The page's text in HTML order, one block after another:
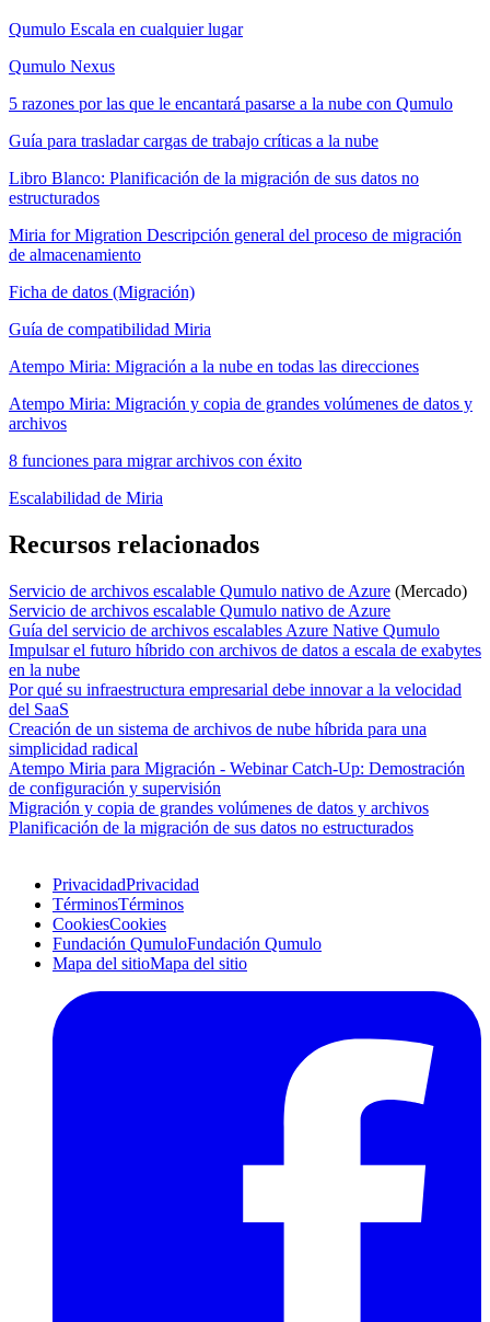
Qumulo Escala en cualquier lugar
Qumulo Nexus
5 razones por las que le encantará pasarse a la nube con Qumulo
Guía para trasladar cargas de trabajo críticas a la nube
Libro Blanco: Planificación de la migración de sus datos no
estructurados
Miria for Migration Descripción general del proceso de migración
de almacenamiento
Ficha de datos (Migración)
Guía de compatibilidad Miria
Atempo Miria: Migración a la nube en todas las direcciones
Atempo Miria: Migración y copia de grandes volúmenes de datos y
archivos
8 funciones para migrar archivos con éxito
Escalabilidad de Miria
Recursos relacionados
Servicio de archivos escalable Qumulo nativo de Azure (Mercado)
Servicio de archivos escalable Qumulo nativo de Azure
Guía del servicio de archivos escalables Azure Native Qumulo
Impulsar el futuro híbrido con archivos de datos a escala de exabytes
en la nube
Por qué su infraestructura empresarial debe innovar a la velocidad
del SaaS
Creación de un sistema de archivos de nube híbrida para una
simplicidad radical
Atempo Miria para Migración - Webinar Catch-Up: Demostración
de configuración y supervisión
Migración y copia de grandes volúmenes de datos y archivos
Planificación de la migración de sus datos no estructurados
PrivacidadPrivacidad
TérminosTérminos
CookiesCookies
Fundación QumuloFundación Qumulo
Mapa del sitioMapa del sitio